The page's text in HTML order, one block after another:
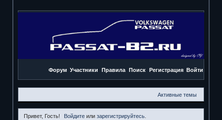
Форум Участники Правила Поиск Регистрация Войти
Активные темы
Привет, Гость! Войдите илизарегистрируйтесь